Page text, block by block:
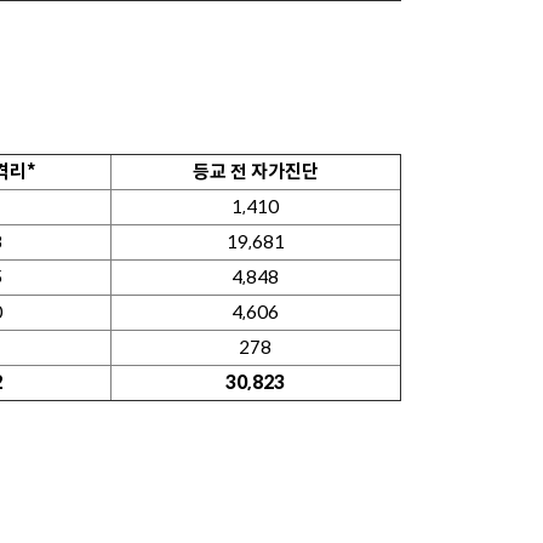
리*
등교 전 자가진단
1,410
19,681
4,848
4,606
278
30,823